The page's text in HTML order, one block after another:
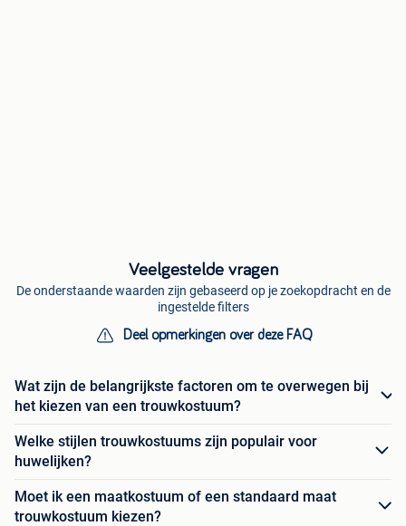
Veelgestelde vragen
De onderstaande waarden zijn gebaseerd op je zoekopdracht en de
ingestelde filters
Deel opmerkingen over deze FAQ
Wat zijn de belangrijkste factoren om te overwegen bij
het kiezen van een trouwkostuum?
Welke stijlen trouwkostuums zijn populair voor
huwelijken?
Moet ik een maatkostuum of een standaard maat
trouwkostuum kiezen?